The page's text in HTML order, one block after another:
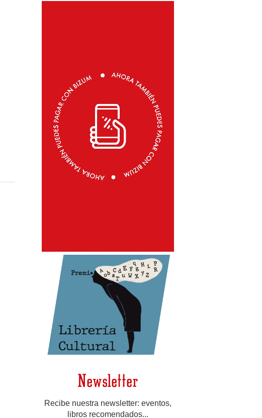
Newsletter
Recibe nuestra newsletter: eventos,
libros recomendados...